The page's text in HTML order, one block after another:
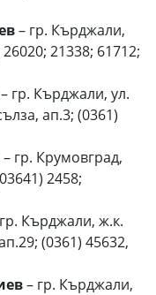
– гр. Кърджали,
21338; 61712;
– гр. Кърджали, ул.
ап.3; (0361)
– гр. Крумовград,
2458;
Кърджали, ж.к.
(0361) 45632,
– гр. Кърджали,